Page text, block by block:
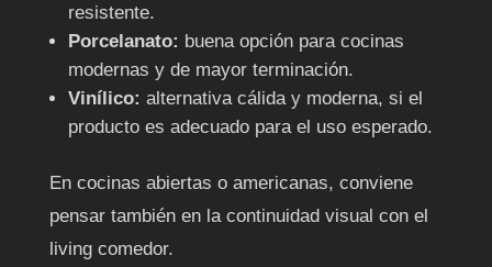
resistente.
Porcelanato: buena opción para cocinas
modernas y de mayor terminación.
Vinílico: alternativa cálida y moderna, si el
producto es adecuado para el uso esperado.
En cocinas abiertas o americanas, conviene
pensar también en la continuidad visual con el
living comedor.